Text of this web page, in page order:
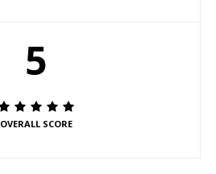
5
OVERALL SCORE